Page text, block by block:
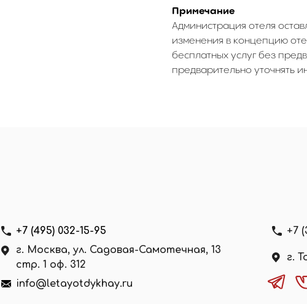
Примечание
Администрация отеля
изменения в концепцию
бесплатных услуг без
предварительно уточнять
+7 (495) 032-15-95
info@letayotdykhay.ru
г. Москва, ул. Садовая-Самотечная, 13
стр. 1 оф. 312
+7
г.